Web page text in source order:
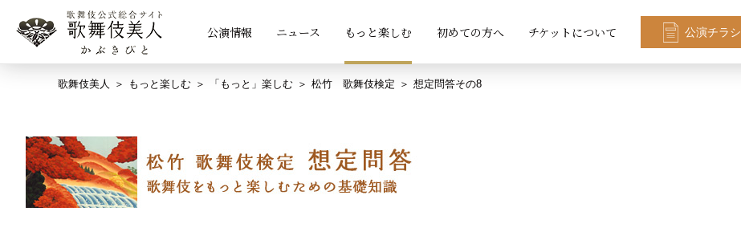
公演情報 ニュース もっと楽しむ 初めての方へ チケットについて 公演チラシ
歌舞伎美人 もっと楽しむ 「もっと」楽しむ 松竹 歌舞伎検定 想定問答その8